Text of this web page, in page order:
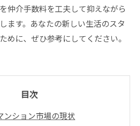
仲介手数料を工夫して抑えながら
ます。あなたの新しい生活のスタ
めに、ぜひ参考にしてください。
目次
ンション市場の現状